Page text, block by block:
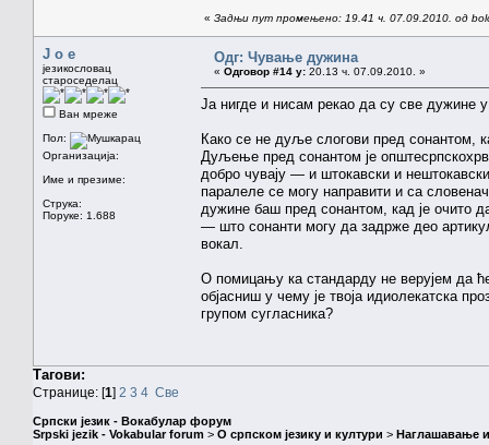
« Задњи пут промењено: 19.41 ч. 07.09.2010. од
J o e
језикословац
староседелац
Ван мреже
Пол:
Организација:
Име и презиме:
Струка:
Поруке: 1.688
Одг: Чување дужина
« Одговор #14 у: 20.13 ч. 07.09.2010. »
Ја нигде и нисам рекао да су све дужине
Како се не дуље слогови пред сонантом,
Дуљење пред сонантом је
добро чувају — и штокавски и
паралеле се могу направити и са
дужине баш пред сонантом, кад је очито
— што сонанти могу да задрже део
вокал.
О помицању ка стандарду не верујем да
објасниш у чему је твоја идиолекатска
групом сугласника?
Тагови:
Странице: [1] 2 3 4 Све
Српски језик - Вокабулар форум
Srpski jezik - Vokabular forum > О српском језику и култури > Наглашавање